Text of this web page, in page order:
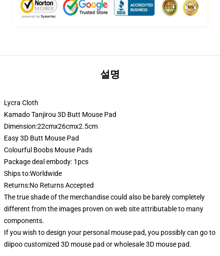
설명
Lycra Cloth
Kamado Tanjirou 3D Butt Mouse Pad
Dimension:22cmx26cmx2.5cm
Easy 3D Butt Mouse Pad
Colourful Boobs Mouse Pads
Package deal embody: 1pcs
Ships to:Worldwide
Returns:No Returns Accepted
The true shade of the merchandise could also be barely completely
different from the images proven on web site attributable to many
components.
If you wish to design your personal mouse pad, you possibly can go to
diipoo customized 3D mouse pad or wholesale 3D mouse pad.